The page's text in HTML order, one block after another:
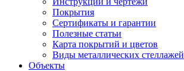
Покрытия
Сертификаты и гарантии
Полезные статьи
Карта покрытий и цветов
Виды металлических стеллажей
Объекты